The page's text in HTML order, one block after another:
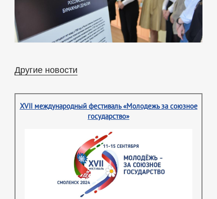
Другие новости
XVII международный фестиваль «Молодежь за союзное
государство»